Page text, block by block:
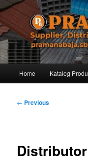
Skip
to
primary
contentPramana
Kawat –
Distributor dari Pabrik
dan Pemesanan hub.
Amanah, dan pelayanan
besi anda.
Home Katalog
Post
← Previous